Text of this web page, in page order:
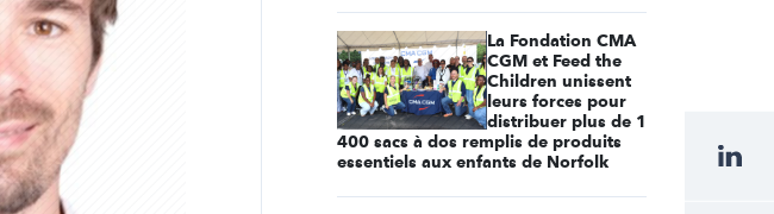
La Fondation CMA
CGM et Feed the
Children unissent
leurs forces pour
distribuer plus de 1
400 sacs à dos remplis de produits
essentiels aux enfants de Norfolk